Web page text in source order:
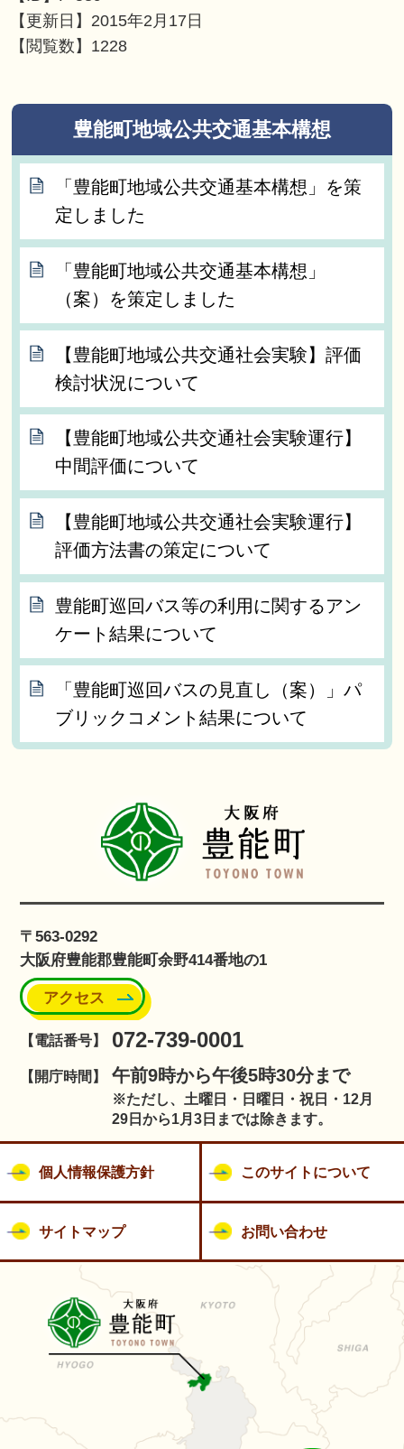
【更新日】 2015年2月17日
【閲覧数】 1228
豊能町地域公共交通基本構想
「豊能町地域公共交通基本構想」を策
定しました
「豊能町地域公共交通基本構想」
（案）を策定しました
【豊能町地域公共交通社会実験】評価
検討状況について
【豊能町地域公共交通社会実験運行】
中間評価について
【豊能町地域公共交通社会実験運行】
評価方法書の策定について
豊能町巡回バス等の利用に関するアン
ケート結果について
「豊能町巡回バスの見直し（案）」パ
ブリックコメント結果について
〒563-0292
大阪府豊能郡豊能町余野414番地の1
アクセス
【電話番号】 072-739-0001
【開庁時間】 午前9時から午後5時30分まで
※ただし、土曜日・日曜日・祝日・12月
29日から1月3日までは除きます。
個人情報保護方針 このサイトについて
サイトマップ お問い合わせ